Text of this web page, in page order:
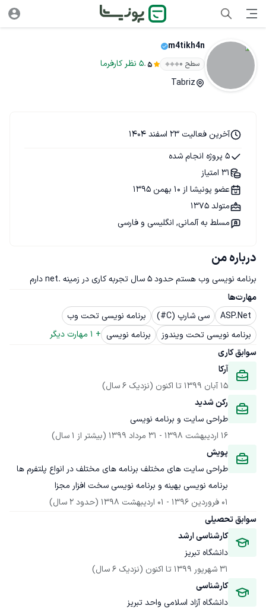
m4tikh4n
سطح ۰ 5
.
5 نظر کارفرما
Tabriz
درباره من
برنامه نویسی وب هستم حدود 5 سال تجربه کاری در زمینه .net دارم
مهارت‌ها
ASP.Net
سی شارپ (C#)
برنامه نویسی تحت وب
برنامه نویسی تحت ویندوز
برنامه نویسی +
1 مهارت دیگر
سوابق کاری
آرکا
15 آبان 1399
تا اکنون (نزدیک 6 سال)
رکن شدید
طراحی سایت و برنامه نویسی
16 اردیبهشت 1398
- 31 مرداد 1399
(بیشتر از 1 سال)
پویش
طراحی سایت های مختلف برنامه های مختلف در انواع پلتفرم ها
برنامه نویسی بهینه و برنامه نویسی سخت افزار مجزا
01 فروردین 1396
- 01 اردیبهشت 1398
(حدود 2 سال)
سوابق تحصیلی
کارشناسی ارشد
دانشگاه تبریز
31 شهریور 1399
تا اکنون (نزدیک 6 سال)
کارشناسی
دانشگاه آزاد اسلامی واحد تبریز
آخرین فعالیت 23 اسفند 1404
5 پروژه انجام شده
31 امتیاز
عضو پونیشا از 10 بهمن 1395
متولد 1375
مسلط به آلمانی, انگلیسی و فارسی